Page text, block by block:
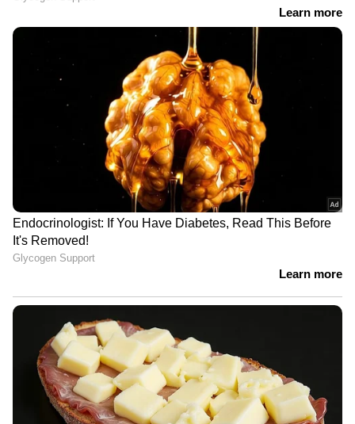
പക്ഷേ അവയും ആർത്തവാവധിയും പരസ്പരം
വിരുദ്ധമായ കാര്യങ്ങളല്ല. ഒരുമിച്ച്
നടപ്പിലാക്കപ്പെടേണ്ട കാര്യങ്ങളാണ്.
സംസ്ഥാനത്തെ സ്കൂളുകളിൽ മാസത്തിൽ
മൂന്ന് ദിവസം ആർത്തവ അവധി നൽകാനുള്ള
തീരുമാനത്തെ കെഎസ്‍യു സ്വാഗതം
ചെയ്യുകയാണ്.
സ്വകാര്യത നഷ്ടപ്പെടുമെന്നും
നാണക്കേടാണെന്നും
അധിക്ഷേപിക്കപ്പെടുമെന്നും പറയുന്നവർ
മനസ്സിലാക്കേണ്ടത്- “Menstruation is not a
taboo , Not a sin, but it’s a biological process”.